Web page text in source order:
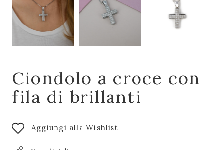
Ciondolo a croce con
fila di brillanti
Aggiungi alla Wishlist